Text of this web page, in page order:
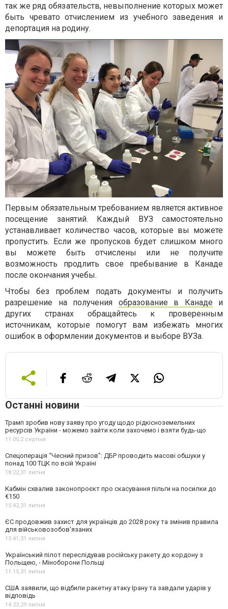
так же ряд обязательств, невыполнение которых может
быть чревато отчислением из учебного заведения и
депортация на родину.
Первым обязательным требованием является активное
посещение занятий. Каждый ВУЗ самостоятельно
устанавливает количество часов, которые вы можете
пропустить. Если же пропусков будет слишком много
вы можете быть отчислены или не получите
возможность продлить свое пребывание в Канаде
после окончания учебы.
Чтобы без проблем подать документы и получить
разрешение на получения образование в Канаде
и
других странах обращайтесь к проверенным
источникам, которые помогут вам избежать многих
ошибок в оформлении документов и выборе ВУЗа.
Останні новини
Трамп зробив нову заяву про угоду щодо рідкісноземельних
ресурсів України - можемо зайти коли захочемо і взяти будь-що
11:00,2 серпня
Спецоперація “Чесний призов”: ДБР проводить масові обшуки у
понад 100 ТЦК по всій Україні
18:22,31 липня
Кабмін схвалив законопроєкт про скасування пільги на посилки до
€150
15:42,31 липня
ЄС продовжив захист для українців до 2028 року та змінив правила
для військовозобов'язаних
15:41,31 липня
Український пілот переслідував російську ракету до кордону з
Польщею, - Міноборони Польщі
11:15,31 липня
США заявили, що відбили ракетну атаку Ірану та завдали ударів у
відповідь
14:23,29 липня